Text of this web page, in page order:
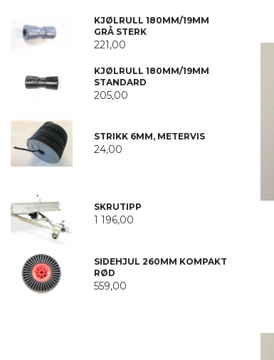
KJØLRULL 180MM/19MM
GRÅ STERK
221,00
KJØLRULL 180MM/19MM
STANDARD
205,00
STRIKK 6MM, METERVIS
24,00
SKRUTIPP
1 196,00
SIDEHJUL 260MM KOMPAKT
RØD
559,00